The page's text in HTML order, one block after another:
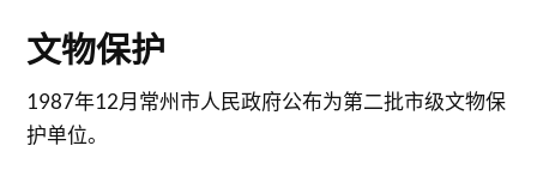
文物保护
1987年12月常州市人民政府公布为第二批市级文物保
护单位。